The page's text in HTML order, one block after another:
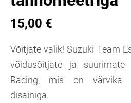
15,00 €
Võitjate valik! Suzuki Team
võidusõitjate ja suurimate
Racing, mis on värvika
disainiga.